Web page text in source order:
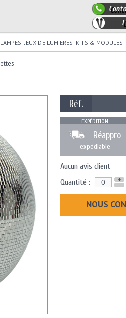
JEUX DE LUMIERES KITS & MODULES
Réf.
EXPÉDITION
Réappro
expédiable
Aucun avis client
Quantité :
+
-
NOUS